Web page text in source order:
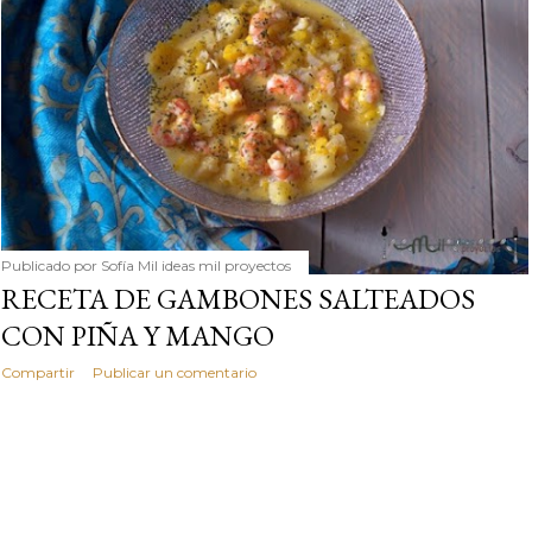
Publicado por Sofía Mil ideas mil proyectos
RECETA DE GAMBONES SALTEADOS
CON PIÑA Y MANGO
Compartir Publicar un comentario